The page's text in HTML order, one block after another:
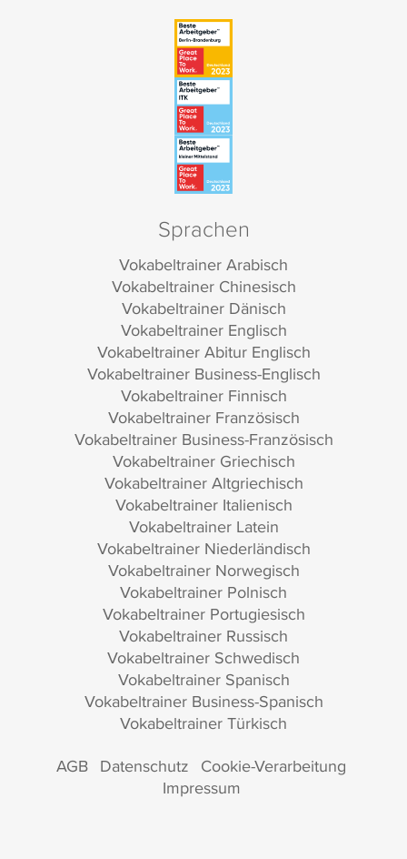
Sprachen
Vokabeltrainer Arabisch
Vokabeltrainer Chinesisch
Vokabeltrainer Dänisch
Vokabeltrainer Englisch
Vokabeltrainer Abitur Englisch
Vokabeltrainer Business-Englisch
Vokabeltrainer Finnisch
Vokabeltrainer Französisch
Vokabeltrainer Business-Französisch
Vokabeltrainer Griechisch
Vokabeltrainer Altgriechisch
Vokabeltrainer Italienisch
Vokabeltrainer Latein
Vokabeltrainer Niederländisch
Vokabeltrainer Norwegisch
Vokabeltrainer Polnisch
Vokabeltrainer Portugiesisch
Vokabeltrainer Russisch
Vokabeltrainer Schwedisch
Vokabeltrainer Spanisch
Vokabeltrainer Business-Spanisch
Vokabeltrainer Türkisch
AGB Datenschutz Cookie-Verarbeitung
Impressum